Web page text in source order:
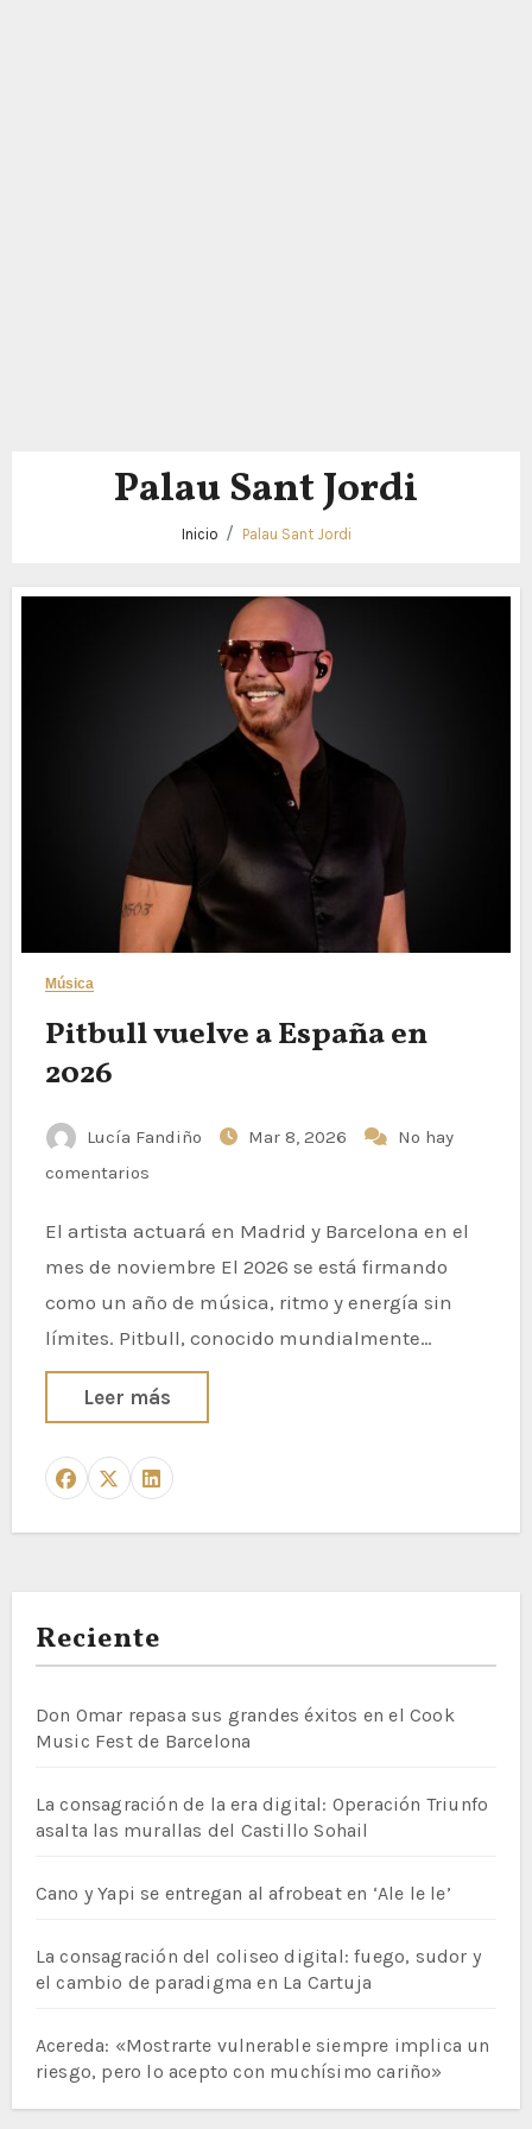
Palau Sant Jordi
Inicio Palau Sant Jordi
Música
Pitbull vuelve a España en
2026
Lucía Fandiño Mar 8, 2026
No hay
comentarios
El artista actuará en Madrid y Barcelona en el
mes de noviembre El 2026 se está firmando
como un año de música, ritmo y energía sin
límites. Pitbull, conocido mundialmente…
Leer más
Reciente
Don Omar repasa sus grandes éxitos en el Cook
Music Fest de Barcelona
La consagración de la era digital: Operación Triunfo
asalta las murallas del Castillo Sohail
Cano y Yapi se entregan al afrobeat en ‘Ale le le’
La consagración del coliseo digital: fuego, sudor y
el cambio de paradigma en La Cartuja
Acereda: «Mostrarte vulnerable siempre implica un
riesgo, pero lo acepto con muchísimo cariño»